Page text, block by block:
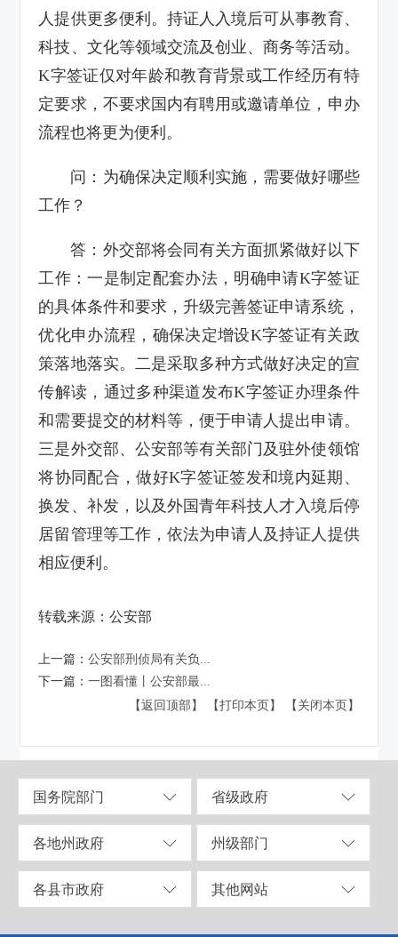
人提供更多便利。持证人入境后可从事教育、
科技、文化等领域交流及创业、商务等活动。
K字签证仅对年龄和教育背景或工作经历有特
定要求，不要求国内有聘用或邀请单位，申办
流程也将更为便利。
问：为确保决定顺利实施，需要做好哪些
工作？
答：外交部将会同有关方面抓紧做好以下
工作：一是制定配套办法，明确申请K字签证
的具体条件和要求，升级完善签证申请系统，
优化申办流程，确保决定增设K字签证有关政
策落地落实。二是采取多种方式做好决定的宣
传解读，通过多种渠道发布K字签证办理条件
和需要提交的材料等，便于申请人提出申请。
三是外交部、公安部等有关部门及驻外使领馆
将协同配合，做好K字签证签发和境内延期、
换发、补发，以及外国青年科技人才入境后停
居留管理等工作，依法为申请人及持证人提供
相应便利。
转载来源：公安部
上一篇：公安部刑侦局有关负...
下一篇：一图看懂丨公安部最...
【返回顶部】
【打印本页】 【关闭本页】
国务院部门 省级政府
各地州政府 州级部门
各县市政府 其他网站